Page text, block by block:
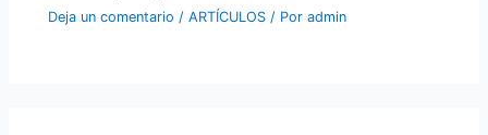
Deja un comentario /ARTÍCULOS / Poradmin